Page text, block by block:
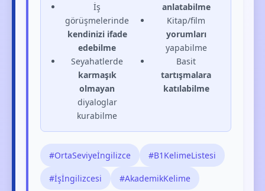
İş
görüşmelerinde
kendinizi ifade
edebilme
Seyahatlerde
karmaşık
olmayan
diyaloglar
kurabilme
anlatabilme
Kitap/film
yorumları
yapabilme
Basit
tartışmalara
katılabilme
#OrtaSeviyeİngilizce #B1KelimeListesi
#İşİngilizcesi #AkademikKelime